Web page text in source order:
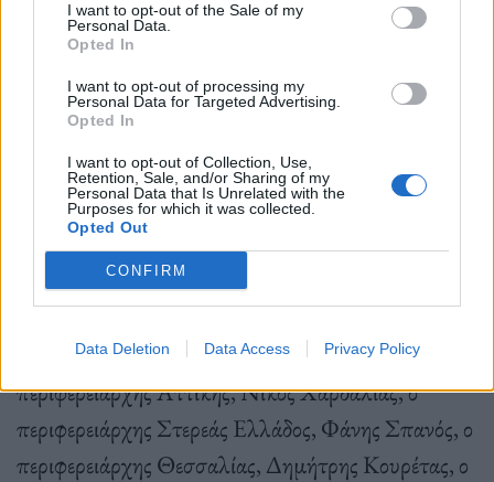
I want to opt-out of the Sale of my
Personal Data.
Opted In
I want to opt-out of processing my
Personal Data for Targeted Advertising.
Opted In
I want to opt-out of Collection, Use,
Retention, Sale, and/or Sharing of my
Personal Data that Is Unrelated with the
Purposes for which it was collected.
Opted Out
CONFIRM
Data Deletion Data Access Privacy Policy
Κοινωνικών Υποθέσεων, Δόμνα Μιχαηλίδου, ο
υπουργός Παιδείας, Κυριάκος Πιερρακάκης, ο
υπουργός Περιβάλλοντος και Ενέργειας, Θεόδωρος
Σκυλακάκης, ο υφυπουργός Κλιματικής Κρίσης και
Πολιτικής Προστασίας, Ευάγγελος Τουρνάς, ο
γενικός γραμματέας Πολιτικής Προστασίας
Βασίλης Παπαγεωργίου, ο γενικός γραμματέας
Δημόσιας Τάξης, Μάνος Λογοθέτης, η γενική
Στρατινάκη, εκπρόσωπος του ΥΠΕΘΑ, ο
περιφερειάρχης Αττικής, Νίκος Χαρδαλιάς, ο
περιφερειάρχης Στερεάς Ελλάδος, Φάνης Σπανός, ο
περιφερειάρχης Θεσσαλίας, Δημήτρης Κουρέτας, ο